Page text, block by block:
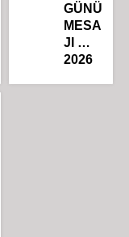
GÜNÜ
MESA
JI …
2026